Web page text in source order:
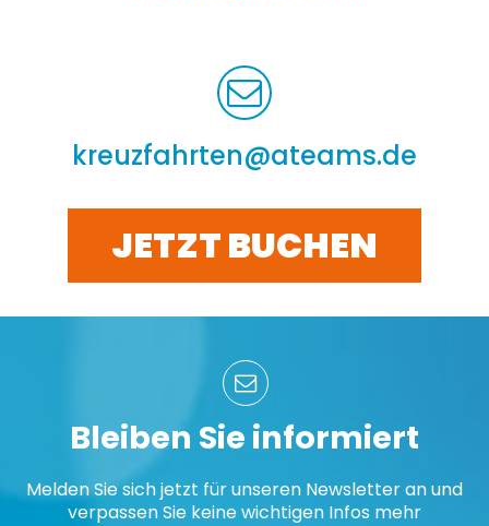
kreuzfahrten@ateams.de
JETZT BUCHEN
Bleiben Sie informiert
Melden Sie sich jetzt für unseren Newsletter an und
verpassen Sie keine wichtigen Infos mehr